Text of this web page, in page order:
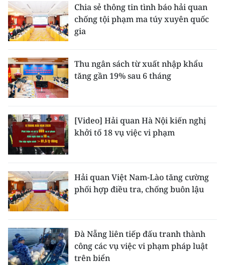
DU LỊCH
THẾ GIỚI
GIÁO DỤC
KHOA HỌC - CÔNG NGHỆ
MÔI TRƯỜNG
BẠN ĐỌC
KIỂM CHỨNG THÔNG TIN
54 DÂN TỘC VIỆT NAM
Chia sẻ thông tin tình báo hải quan
chống tội phạm ma túy xuyên quốc
gia
Thu ngân sách từ xuất nhập khẩu
tăng gần 19% sau 6 tháng
[Video] Hải quan Hà Nội kiến nghị
khởi tố 18 vụ việc vi phạm
Hải quan Việt Nam-Lào tăng cường
phối hợp điều tra, chống buôn lậu
Đà Nẵng liên tiếp đấu tranh thành
công các vụ việc vi phạm pháp luật
trên biển